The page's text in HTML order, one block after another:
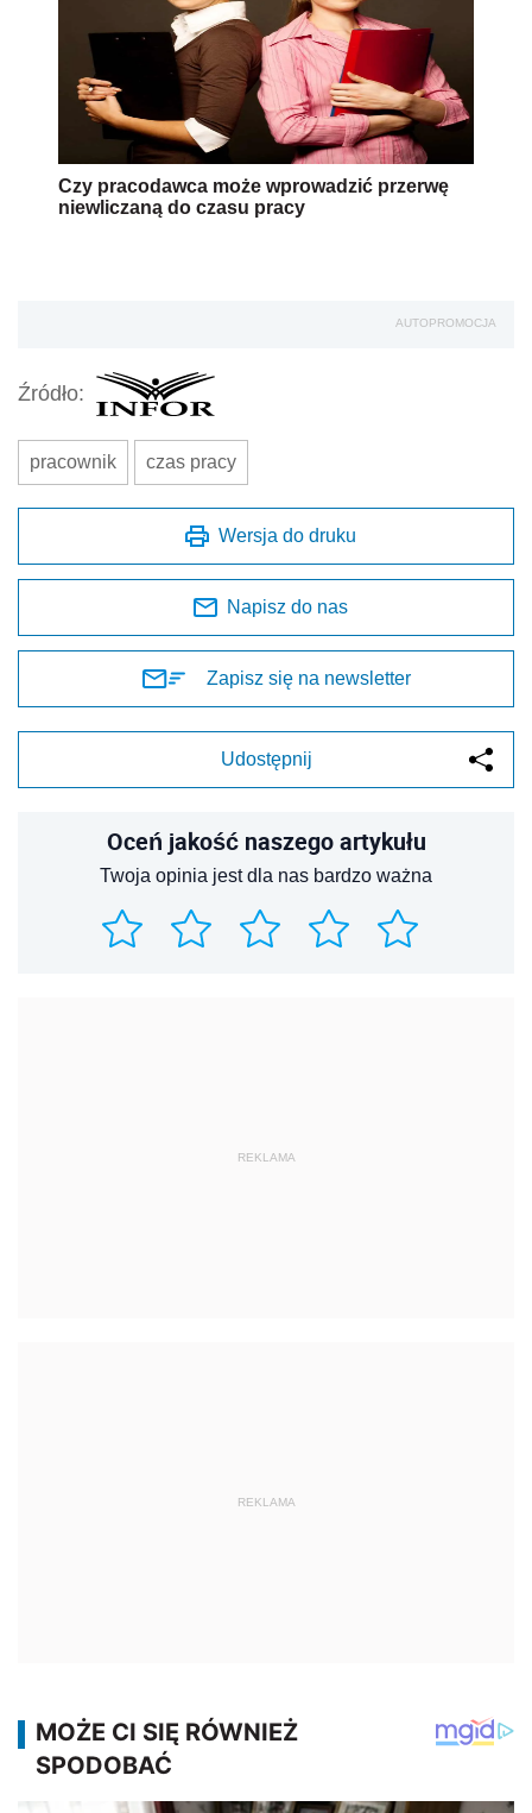
Czy pracodawca może wprowadzić przerwę
niewliczaną do czasu pracy
AUTOPROMOCJA
Źródło:
pracownik czas pracy
Wersja do druku
Napisz do nas
Zapisz się na newsletter
Udostępnij
Oceń jakość naszego artykułu
Twoja opinia jest dla nas bardzo ważna
REKLAMA
REKLAMA